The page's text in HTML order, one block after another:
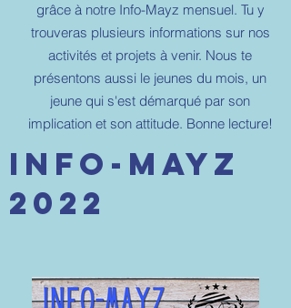
grâce à notre Info-Mayz mensuel. Tu y
trouveras plusieurs informations sur nos
activités et projets à venir. Nous te
présentons aussi le jeunes du mois, un
jeune qui s'est démarqué par son
implication et son attitude. Bonne lecture!
info-mayz
2022